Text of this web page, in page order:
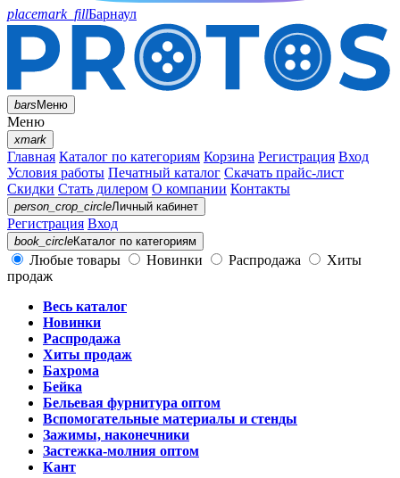
placemark_fillБарнаул
barsМеню
Меню
xmark
Главная Каталог по категориям Корзина Регистрация Вход
Условия работы Печатный каталог Скачать прайс-лист
Скидки Стать дилером О компании Контакты
person_crop_circleЛичный кабинет
Регистрация Вход
book_circleКаталог по категориям
Любые товары Новинки Распродажа
Хиты
продаж
Весь каталог
Новинки
Распродажа
Хиты продаж
Бахрома
Бейка
Бельевая фурнитура оптом
Вспомогательные материалы и стенды
Зажимы, наконечники
Застежка-молния оптом
Кант